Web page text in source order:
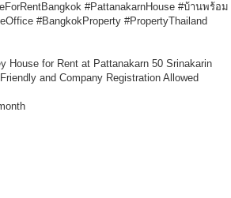
#PattanakarnHouse #บ้านพร้อม
#BangkokProperty #PropertyThailand
House for Rent at Pattanakarn 50 Srinakarin
and Company Registration Allowed